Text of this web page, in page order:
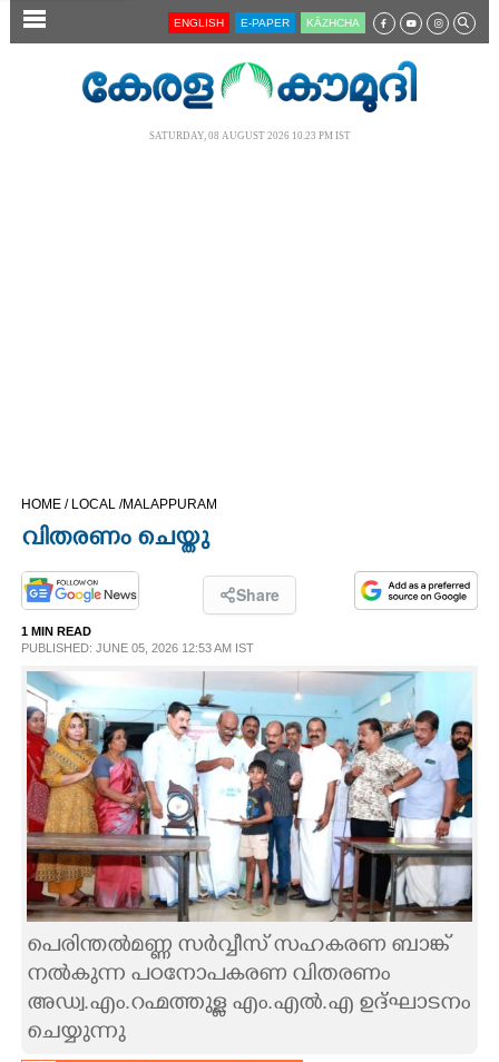
SECTIONS
OPINION
PHOTOS
LIFESTYLE
SPIRITUAL
INFO+
ART
ASTRO
CARTOONS
ENGLISH E-PAPER KĀZHCHA
SATURDAY, 08 AUGUST 2026 10.23 PM IST
HOME / LOCAL /MALAPPURAM
വിതരണം ചെയ്തു
Share
1 MIN READ
PUBLISHED: JUNE 05, 2026 12:53 AM IST
പെരിന്തൽമണ്ണ സർവ്വീസ് സഹകരണ ബാങ്ക്
നൽകുന്ന പഠനോപകരണ വിതരണം
അഡ്വ.എം.റഹ്മത്തുള്ള എം.എൽ.എ ഉദ്ഘാടനം
ചെയ്യുന്നു